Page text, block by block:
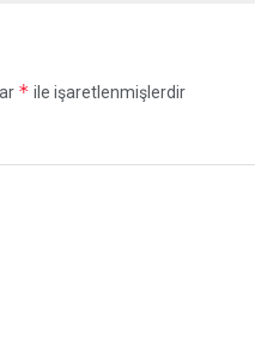
* ile işaretlenmişlerdir